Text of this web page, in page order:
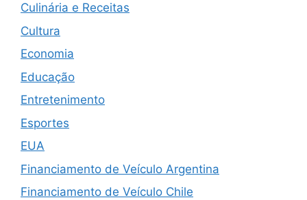
Culinária e Receitas
Cultura
Economia
Educação
Entretenimento
Esportes
EUA
Financiamento de Veículo Argentina
Financiamento de Veículo Chile